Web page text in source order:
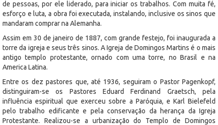
de pessoas, por ele liderado, para iniciar os trabalhos. Com muita fé,
esforço e luta, a obra foi executada, instalando, inclusive os sinos que
mandaram comprar na Alemanha.
Assim em 30 de janeiro de 1887, com grande festejo, foi inaugurada a
torre da igreja e seus três sinos. A Igreja de Domingos Martins é o mais
antigo templo protestante, ornado com uma torre, no Brasil e na
America Latina.
Entre os dez pastores que, até 1936, seguiram o Pastor Pagenkopf,
distinguiram-se os Pastores Eduard Ferdinand Graetsch, pela
influência espiritual que exerceu sobre a Paróquia, e Karl Bielefeld
pelo trabalho edificante e pela conservação da herança da Igreja
Protestante. Realizou-se a urbanização do Templo de Domingos